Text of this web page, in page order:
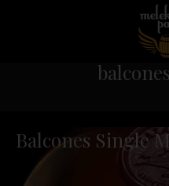
Balcones Single